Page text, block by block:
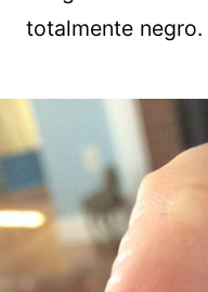
totalmente negro.